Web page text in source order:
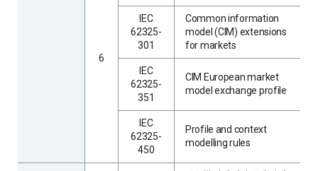
6
IEC
62325-
301
Common information
model (CIM) extensions
for markets
IEC
62325-
351
CIM European market
model exchange profile
IEC
62325-
450
Profile and context
modelling rules